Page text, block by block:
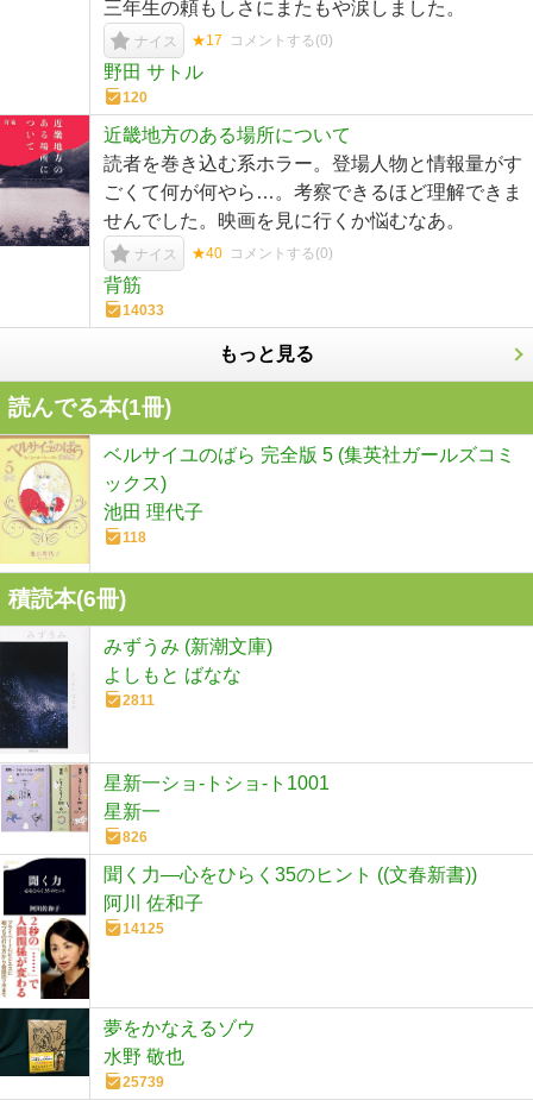
三年生の頼もしさにまたもや涙しました。
ナイス ★17 コメントする(0)
野田 サトル
120
近畿地方のある場所について
読者を巻き込む系ホラー。登場人物と情報量がす
ごくて何が何やら…。考察できるほど理解できま
せんでした。映画を見に行くか悩むなあ。
ナイス ★40 コメントする(0)
背筋
14033
もっと見る
読んでる本(1冊)
ベルサイユのばら 完全版 5 (集英社ガールズコミ
ックス)
池田 理代子
118
積読本(6冊)
みずうみ (新潮文庫)
よしもと ばなな
2811
星新一ショ-トショ-ト1001
星新一
826
聞く力―心をひらく35のヒント ((文春新書))
阿川 佐和子
14125
夢をかなえるゾウ
水野 敬也
25739